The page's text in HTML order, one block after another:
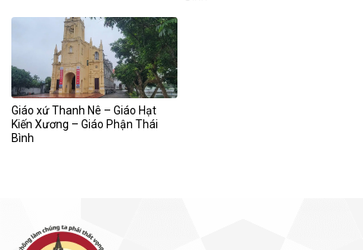
Giáo xứ Thanh Nê – Giáo Hạt
Kiến Xương – Giáo Phận Thái
Bình